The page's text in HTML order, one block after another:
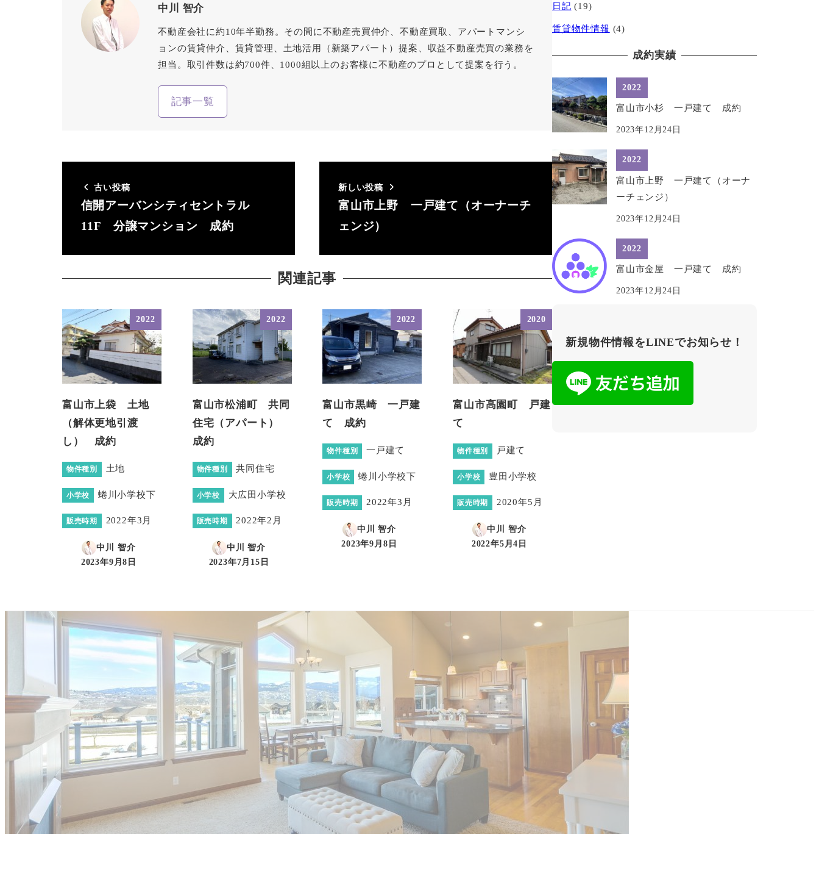
中川 智介
不動産会社に約10年半勤務。その間に不動産売買仲介、不動産買取、アパートマンシ
ョンの賃貸仲介、賃貸管理、土地活用（新築アパート）提案、収益不動産売買の業務を
担当。取引件数は約700件、1000組以上のお客様に不動産のプロとして提案を行う。
記事一覧
古い投稿
信開アーバンシティセントラル
11F 分譲マンション 成約
新しい投稿
富山市上野 一戸建て（オーナーチ
ェンジ）
関連記事
2022
富山市上袋 土地
（解体更地引渡
し） 成約
物件種別 土地
小学校 蜷川小学校下
販売時期 2022年3月
中川 智介
投稿日
2023年9月8日
2022
富山市松浦町 共同
住宅（アパート）
成約
物件種別 共同住宅
小学校 大広田小学校
販売時期 2022年2月
中川 智介
投稿日
2023年7月15日
2022
富山市黒崎 一戸建
て 成約
物件種別 一戸建て
小学校 蜷川小学校下
販売時期 2022年3月
中川 智介
投稿日
2023年9月8日
2020
富山市高園町 戸建
て
物件種別 戸建て
小学校 豊田小学校
販売時期 2020年5月
中川 智介
投稿日
2022年5月4日
日記 (19)
賃貸物件情報 (4)
成約実績
2022
富山市小杉 一戸建て 成約
2023年12月24日
2022
富山市上野 一戸建て（オーナ
ーチェンジ）
2023年12月24日
2022
富山市金屋 一戸建て 成約
2023年12月24日
新規物件情報をLINEでお知らせ！